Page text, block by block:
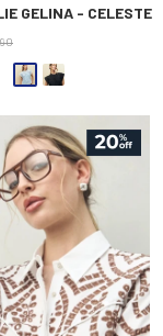
GELINA - CELESTE